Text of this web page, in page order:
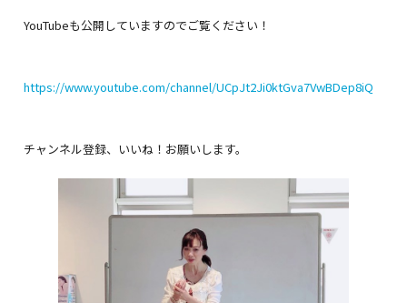
YouTubeも公開していますのでご覧ください！
https://www.youtube.com/channel/UCpJt2Ji0ktGva7VwBDep8iQ
チャンネル登録、いいね！お願いします。